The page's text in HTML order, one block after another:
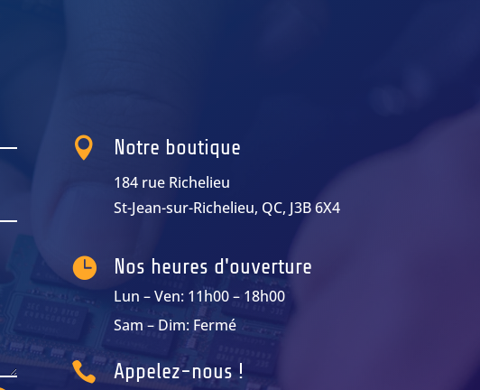
 Notre boutique
184 rue Richelieu
St-Jean-sur-Richelieu, QC, J3B 6X4
 Nos heures d'ouverture
Lun – Ven: 11h00 – 18h00
Sam – Dim: Fermé
 Appelez-nous !